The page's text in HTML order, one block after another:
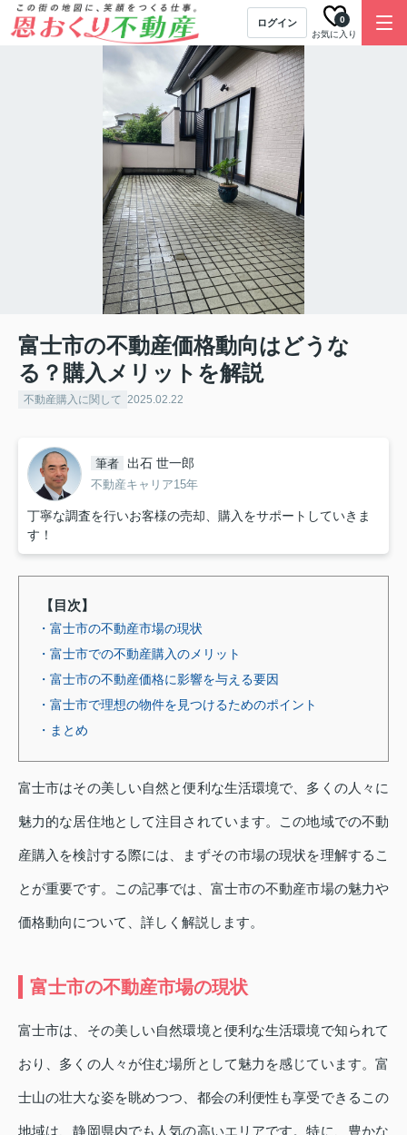
ログイン
お気に入り
0
富士市の不動産価格動向はどうな
る？購入メリットを解説
不動産購入に関して 2025.02.22
筆者 出石 世一郎
不動産キャリア15年
丁寧な調査を行いお客様の売却、購入をサポートしていきま
す！
【目次】
・富士市の不動産市場の現状
・富士市での不動産購入のメリット
・富士市の不動産価格に影響を与える要因
・富士市で理想の物件を見つけるためのポイント
・まとめ
富士市はその美しい自然と便利な生活環境で、多くの人々に
魅力的な居住地として注目されています。この地域での不動
産購入を検討する際には、まずその市場の現状を理解するこ
とが重要です。この記事では、富士市の不動産市場の魅力や
価格動向について、詳しく解説します。
富士市の不動産市場の現状
富士市は、その美しい自然環境と便利な生活環境で知られて
おり、多くの人々が住む場所として魅力を感じています。富
士山の壮大な姿を眺めつつ、都会の利便性も享受できるこの
地域は、静岡県内でも人気の高いエリアです。特に、豊かな